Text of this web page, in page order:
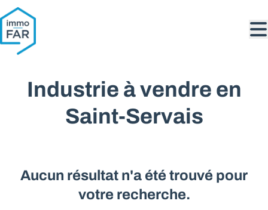
Aller au contenu principal
Industrie à vendre en
Saint-Servais
Aucun résultat n'a été trouvé pour
votre recherche.